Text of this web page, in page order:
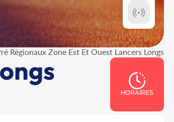
Régionaux Zone Est Et Ouest Lancers Longs
HORAIRES